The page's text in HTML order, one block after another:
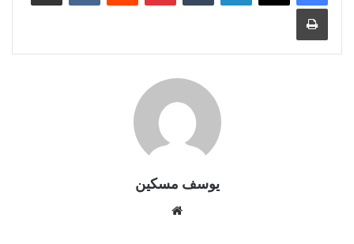
طباعة
يوسف مسكين